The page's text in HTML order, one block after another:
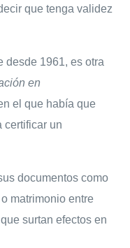
que tenga validez
desde 1961, es otra
en
el que había que
certificar un
documentos como
matrimonio entre
surtan efectos en